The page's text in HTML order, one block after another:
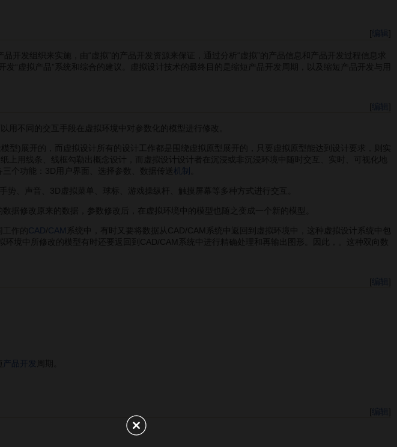
[编辑
发组织来实施，由“虚拟”的产品开发资源来保证，通过分析“虚拟”的产品信息和产品开发过程信息求
发“虚拟产品”系统和综合的建议。虚拟设计技术的最终目的是缩短产品开发周期，以及缩短产品开发与用
[编辑
不同的交互手段在虚拟环境中对参数化的模型进行修改。
)展开的，而虚拟设计所有的设计工作都是围绕虚拟原型展开的，只要虚拟原型能达到设计要求，则实
上用线条、线框勾勒出概念设计，而虚拟设计设计者在沉浸或非沉浸环境中随时交互、实时、可视化地
个功能：3D用户界面、选择参数、数据传送 机制
声音、3D虚拟菜单、球标、游戏操纵杆、触摸屏幕等多种方式进行交互。
修改原来的数据，参数修改后，在虚拟环境中的模型也随之变成一个新的模型。
作的 CAD/CAM 系统中，有时又要将数据从CAD/CAM系统中返回到虚拟环境中，这种虚拟设计系统中包
境中所修改的模型有时还要返回到CAD/CAM系统中进行精确处理和再输出图形。因此，。这种双向数
[编辑
产品开发
[编辑